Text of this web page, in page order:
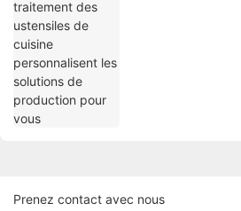
Prenez contact avec nous